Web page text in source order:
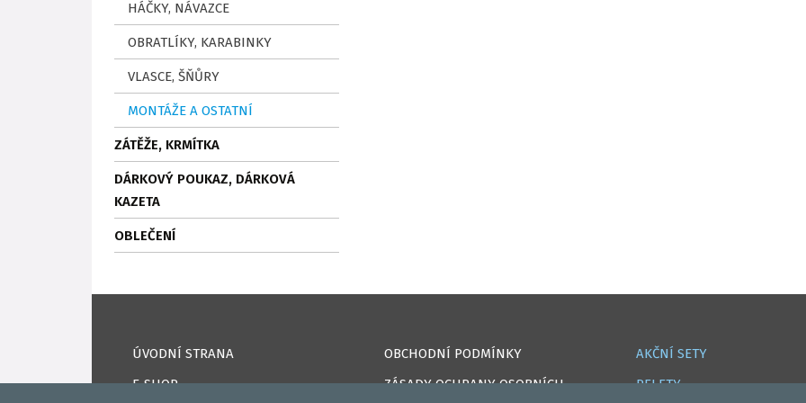
HÁČKY, NÁVAZCE
OBRATLÍKY, KARABINKY
VLASCE, ŠŇŮRY
MONTÁŽE A OSTATNÍ
ZÁTĚŽE, KRMÍTKA
DÁRKOVÝ POUKAZ, DÁRKOVÁ
KAZETA
OBLEČENÍ
ÚVODNÍ STRANA
E-SHOP
OBCHODNÍ PODMÍNKY
ZÁSADY OCHRANY OSOBNÍCH
AKČNÍ SETY
PELETY